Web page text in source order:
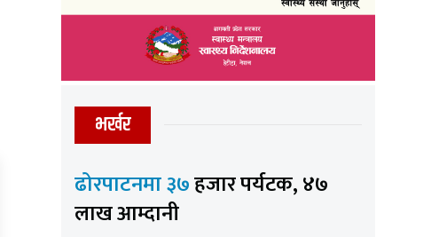
भर्खर
ढोरपाटनमा ३७हजार पर्यटक, ४७
लाख आम्दानी